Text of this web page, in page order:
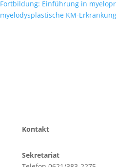
Fortbildung: Einführung in
myelodysplastische KM-
Kontakt
Sekretariat